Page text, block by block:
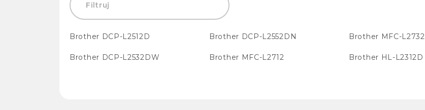
Brother DCP-L2512D
Brother DCP-L2532DW
Brother DCP-L2552DN
Brother MFC-L2712
Brother MFC-L2732
Brother HL-L2312D